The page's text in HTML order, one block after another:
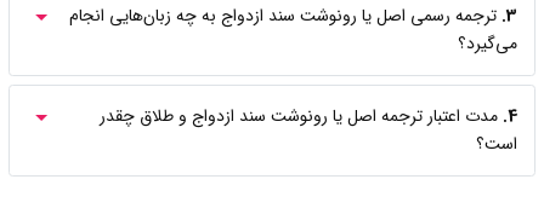
3. ترجمه رسمی اصل یا رونوشت سند ازدواج به چه زبان‌هایی انجام
می‌گیرد؟
4. مدت اعتبار ترجمه اصل یا رونوشت سند ازدواج و طلاق چقدر
است؟